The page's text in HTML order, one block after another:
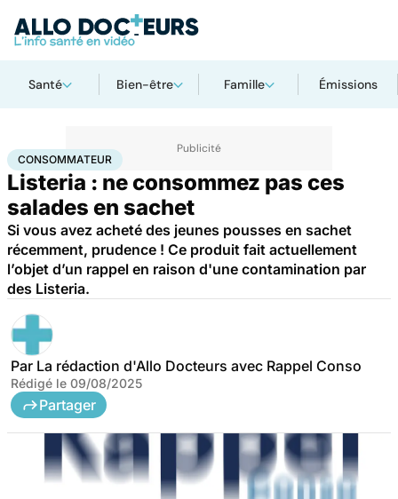
Santé Bien-être Famille Émissions
AccueilSantéConsommateur
CONSOMMATEUR
Listeria : ne consommez pas ces
salades en sachet
Si vous avez acheté des jeunes pousses en sachet
récemment, prudence ! Ce produit fait actuellement
l’objet d’un rappel en raison d'une contamination par
des Listeria.
Par La rédaction d'Allo Docteurs avec Rappel Conso
Rédigé le 09/08/2025
Partager